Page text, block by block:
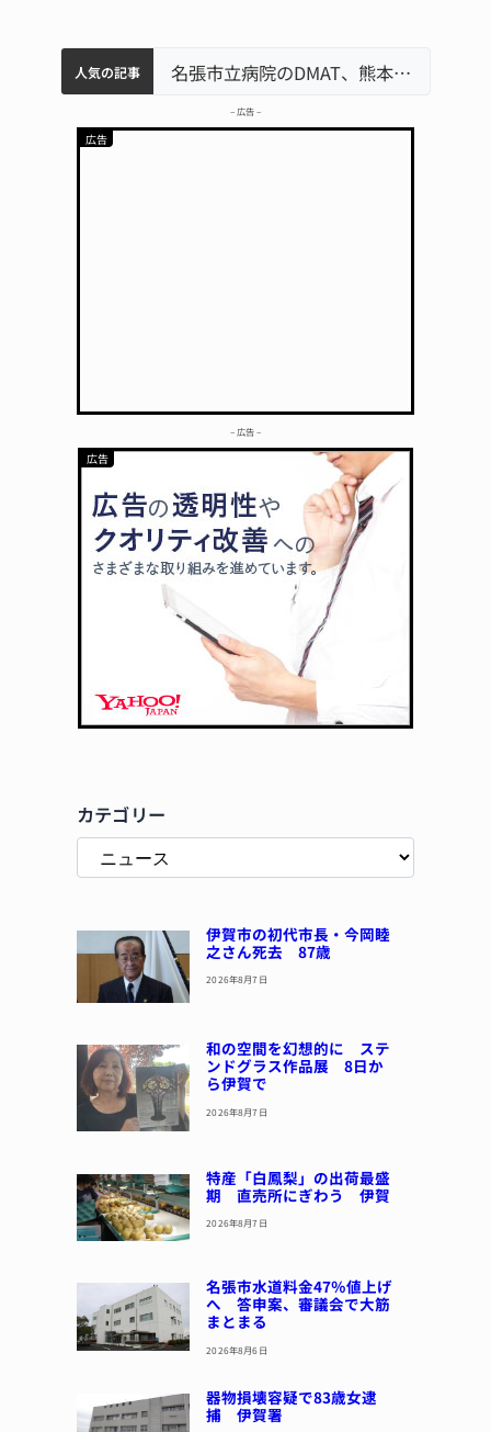
人気の記事
名張市水道料金47％値上げへ 答申案、審議会で大筋まとまる
器物損壊容疑で83歳女逮捕 伊賀署
中学校の陶壁モニュメント 地元建設会社がボランティアで清掃 伊賀 名張市立病院のDMAT、熊本地震の被災地へ 能登以来3回目の派遣
– 広告 –
– 広告 –
カテゴリー
伊賀市の初代市長・今岡睦
之さん死去 87歳
2026年8月7日
和の空間を幻想的に ステ
ンドグラス作品展 8日か
ら伊賀で
2026年8月7日
特産「白鳳梨」の出荷最盛
期 直売所にぎわう 伊賀
2026年8月7日
名張市水道料金47％値上げ
へ 答申案、審議会で大筋
まとまる
2026年8月6日
器物損壊容疑で83歳女逮
捕 伊賀署